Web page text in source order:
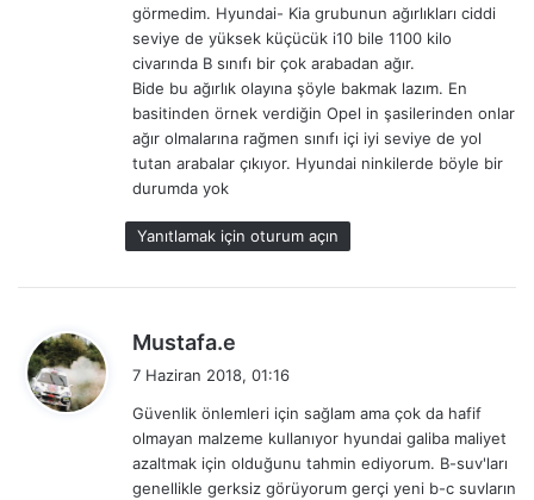
görmedim. Hyundai- Kia grubunun ağırlıkları ciddi
seviye de yüksek küçücük i10 bile 1100 kilo
civarında B sınıfı bir çok arabadan ağır.
Bide bu ağırlık olayına şöyle bakmak lazım. En
basitinden örnek verdiğin Opel in şasilerinden onlar
ağır olmalarına rağmen sınıfı içi iyi seviye de yol
tutan arabalar çıkıyor. Hyundai ninkilerde böyle bir
durumda yok
Yanıtlamak için oturum açın
Mustafa.e
i
k
i
7 Haziran 2018, 01:16
Güvenlik önlemleri için sağlam ama çok da hafif
olmayan malzeme kullanıyor hyundai galiba maliyet
azaltmak için olduğunu tahmin ediyorum. B-suv'ları
genellikle gerksiz görüyorum gerçi yeni b-c suvların